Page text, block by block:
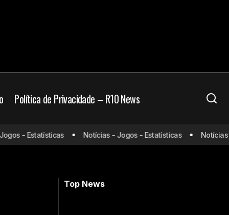
Política de Privacidade – R10 News
escalações
Botafogo x Grêmio: onde assistir e
escalações
- Estatísticas Notícias - Jogos - Estatísticas Notícias -
Top News